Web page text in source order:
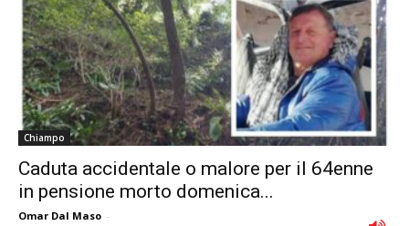
Chiampo
Caduta accidentale o malore per il 64enne
in pensione morto domenica...
Omar Dal Maso -